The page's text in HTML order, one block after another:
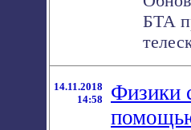
БТА
14.11.2018
14:58
Физики